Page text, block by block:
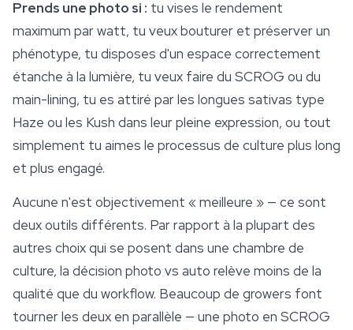
Prends une photo si : tu vises le rendement
maximum par watt, tu veux bouturer et préserver un
phénotype, tu disposes d'un espace correctement
étanche à la lumière, tu veux faire du SCROG ou du
main-lining, tu es attiré par les longues sativas type
Haze ou les Kush dans leur pleine expression, ou tout
simplement tu aimes le processus de culture plus long
et plus engagé.
Aucune n'est objectivement « meilleure » — ce sont
deux outils différents. Par rapport à la plupart des
autres choix qui se posent dans une chambre de
culture, la décision photo vs auto relève moins de la
qualité que du workflow. Beaucoup de growers font
tourner les deux en parallèle — une photo en SCROG